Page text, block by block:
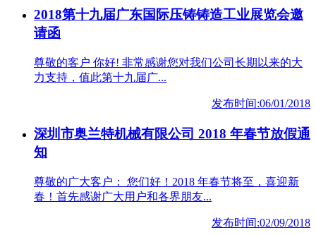
2018第十九届广东国际压铸铸造工业展览会邀
请函
尊敬的客户 你好! 非常感谢您对我们公司长期以来的大
力支持，值此第十九届广...
发布时间:06/01/2018
深圳市奥兰特机械有限公司 2018 年春节放假通
知
尊敬的广大客户： 您们好！2018 年春节将至，喜迎新
春！首先感谢广大用户和各界朋友...
发布时间:02/09/2018